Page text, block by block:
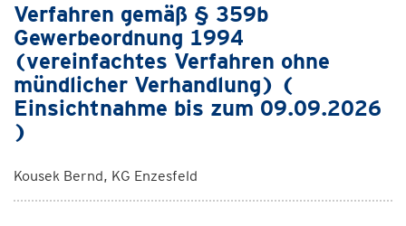
Verfahren gemäß § 359b
Gewerbeordnung 1994
(vereinfachtes Verfahren ohne
mündlicher Verhandlung) (
Einsichtnahme bis zum 09.09.2026
)
Kousek Bernd, KG Enzesfeld